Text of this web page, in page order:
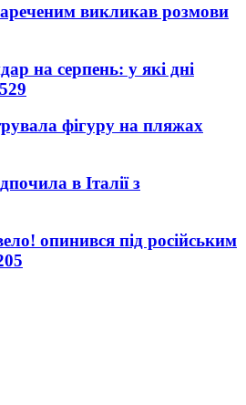
викликав розмови
на серпень: у які дні
фігуру на пляжах
в Італії з
опинився під російським